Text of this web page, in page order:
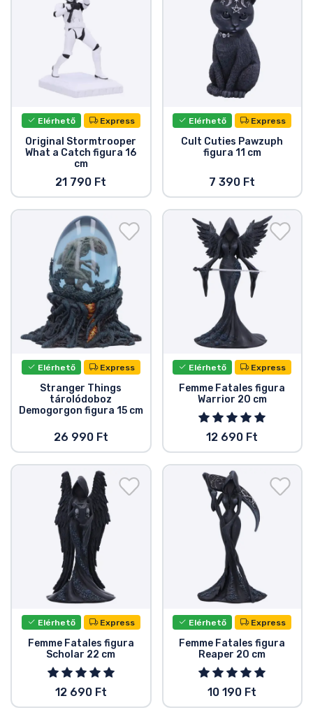
Elérhető Express
Original Stormtrooper
What a Catch figura 16
cm
21 790 Ft
Elérhető Express
Cult Cuties Pawzuph
figura 11 cm
7 390 Ft
Elérhető Express
Stranger Things
tárolódoboz
Demogorgon figura 15 cm
26 990 Ft
Elérhető Express
Femme Fatales figura
Warrior 20 cm
12 690 Ft
Elérhető Express
Femme Fatales figura
Scholar 22 cm
12 690 Ft
Elérhető Express
Femme Fatales figura
Reaper 20 cm
10 190 Ft
Terméktípusok
Márkák